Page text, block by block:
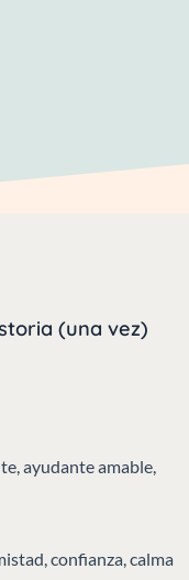
(una vez)
ayudante amable,
confianza, calma